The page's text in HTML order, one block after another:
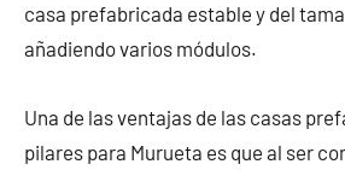
casa prefabricada estable y del
añadiendo varios módulos.
Una de las ventajas de las casas
pilares para Murueta es que al ser